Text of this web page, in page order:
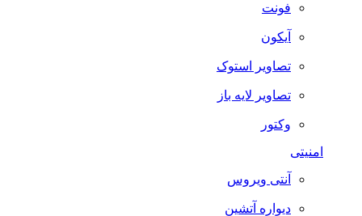
فونت
آیکون
تصاویر استوک
تصاویر لایه باز
وکتور
آنتی ویروس
دیواره آتشین